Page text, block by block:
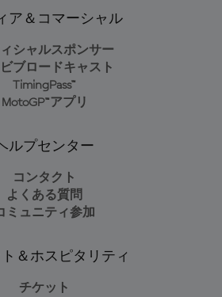
ア＆コマーシャル
シャルスポンサー
ブロードキャスト
TimingPass™
MotoGP™アプリ
ルプセンター
コンタクト
よくある質問
ミュニティ参加
＆ホスピタリティ
チケット